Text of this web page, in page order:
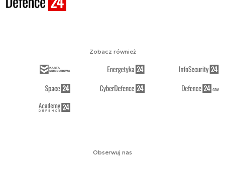
Obserwuj nas
Zobacz również